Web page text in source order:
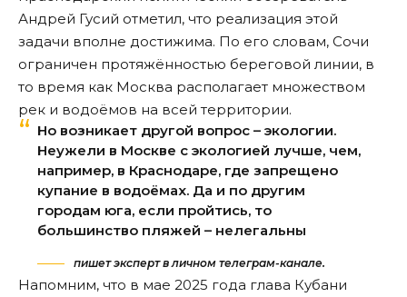
Андрей Гусий отметил, что реализация этой
задачи вполне достижима. По его словам, Сочи
ограничен протяжённостью береговой линии, в
то время как Москва располагает множеством
рек и водоёмов на всей территории.
Но возникает другой вопрос – экологии.
Неужели в Москве с экологией лучше, чем,
например, в Краснодаре, где запрещено
купание в водоёмах. Да и по другим
городам юга, если пройтись, то
большинство пляжей – нелегальны
пишет эксперт в личном телеграм-канале.
Напомним, что в мае 2025 года глава Кубани